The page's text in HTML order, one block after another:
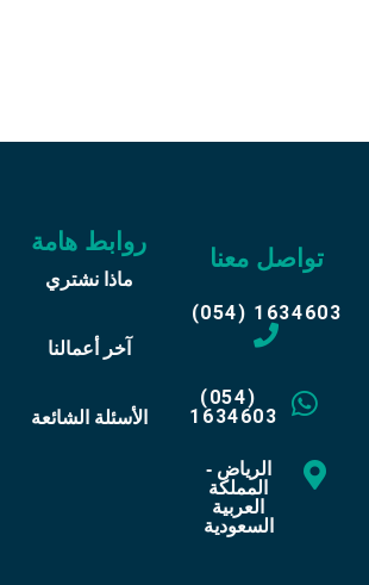
روابط هامة
ماذا نشتري
آخر أعمالنا
الأسئلة الشائعة
تواصل معنا
(054) 1634603
(054)
1634603
الرياض -
المملكة
العربية
السعودية